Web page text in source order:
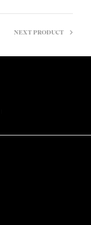
NEXT PRODUCT